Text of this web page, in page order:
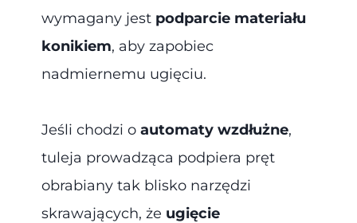
wymagany jest podparcie materiału
konikiem, aby zapobiec
nadmiernemu ugięciu.
Jeśli chodzi o automaty wzdłużne,
tuleja prowadząca podpiera pręt
obrabiany tak blisko narzędzi
skrawających, że ugięcie